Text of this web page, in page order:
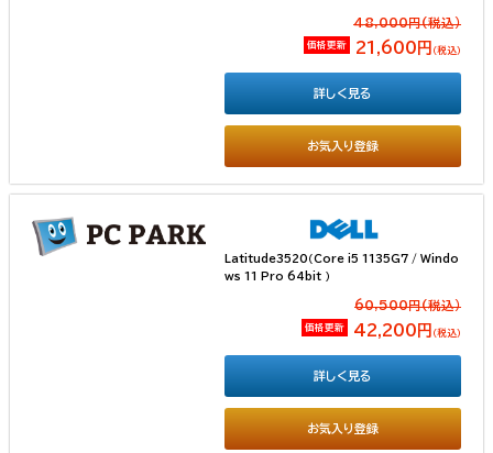
48,000円(税込）
価格更新 21,600円 （税込）
お気入り登録
詳しく見る
Latitude3520（Core i5 1135G7 / Windo
ws 11 Pro 64bit ）
60,500円(税込）
価格更新 42,200円 （税込）
お気入り登録
詳しく見る